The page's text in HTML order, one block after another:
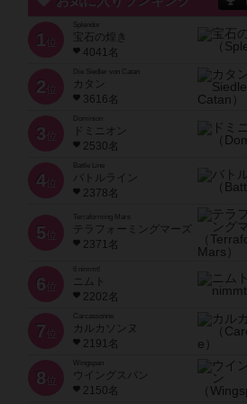
1位
宝石の煌き
4041名
2位
Die Siedler von Catan
カタン
3616名
3位
ドミニオン
2530名
4位
Battle Line
バトルライン
2378名
5位
Terraforming Mars
テラフォーミングマーズ
2371名
6位
ニムト
2202名
7位
Carcassonne
カルカソンヌ
2191名
8位
Wingspan
ウイングスパン
2150名